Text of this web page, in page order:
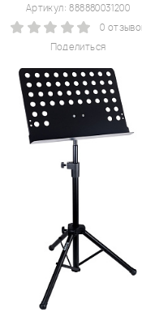
Поделиться
Артикул: 888880031200
0